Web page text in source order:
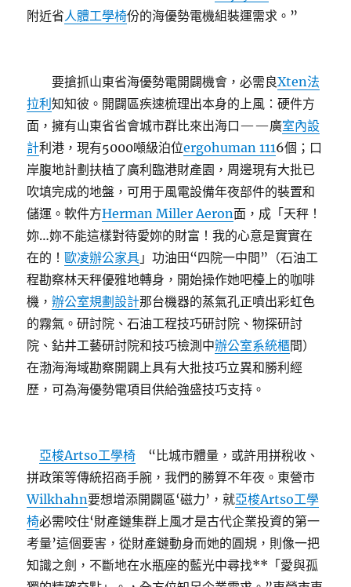
附近省人體工學椅份的海優勢電機組裝運需求。”
要搶抓山東省海優勢電開闢機會，必需良Xten法
拉利知知彼。開闢區疾速梳理出本身的上風：硬件方
面，擁有山東省省會城市群比來出海口——廣室內設
計利港，現有5000噸級泊位ergohuman 1116個；口
岸腹地計劃扶植了廣利臨港財產園，周邊現有大批已
吹填完成的地盤，可用于風電設備年夜部件的裝置和
儲運。軟件方Herman Miller Aeron面，成「天秤！
妳…妳不能這樣對待愛妳的財富！我的心意是實實在
在的！歐凌辦公家具 」功油田“四院一中間”（石油工
程勘察林天秤優雅地轉身，開始操作她吧檯上的咖啡
機，辦公室規劃設計那台機器的蒸氣孔正噴出彩虹色
的霧氣。研討院、石油工程技巧研討院、物探研討
院、鉆井工藝研討院和技巧檢測中辦公室系統櫃間）
在渤海海域勘察開闢上具有大批技巧立異和勝利經
歷，可為海優勢電項目供給強盛技巧支持。
亞梭Artso工學椅 “比城市體量，或許用拼稅收、
拼政策等傳統招商手腕，我們的勝算不年夜。東營市
Wilkhahn要想增添開闢區‘磁力’，就亞梭Artso工學
椅必需咬住‘財產鏈集群上風才是古代企業投資的第一
考量’這個要害，從財產鏈動身而她的圓規，則像一把
知識之劍，不斷地在水瓶座的藍光中尋找**「愛與孤